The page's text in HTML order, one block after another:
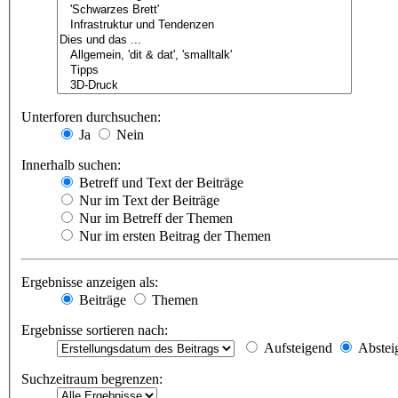
Unterforen durchsuchen:
Ja
Nein
Innerhalb suchen:
Betreff und Text der Beiträge
Nur im Text der Beiträge
Nur im Betreff der Themen
Nur im ersten Beitrag der Themen
Ergebnisse anzeigen als:
Beiträge
Themen
Ergebnisse sortieren nach:
Aufsteigend
Suchzeitraum begrenzen: